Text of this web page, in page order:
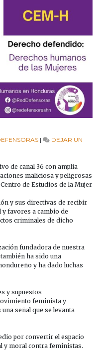
|
DEJAR UN
de canal 36 con amplia
maliciosa y peligrosas
de Estudios de la Mujer
y sus directivas de recibir
favores a cambio de
criminales de dicho
fundadora de nuestra
ha sido una
y ha dado luchas
y supuestos
feminista y
señal que se levanta
por convertir el espacio
y moral contra feministas.